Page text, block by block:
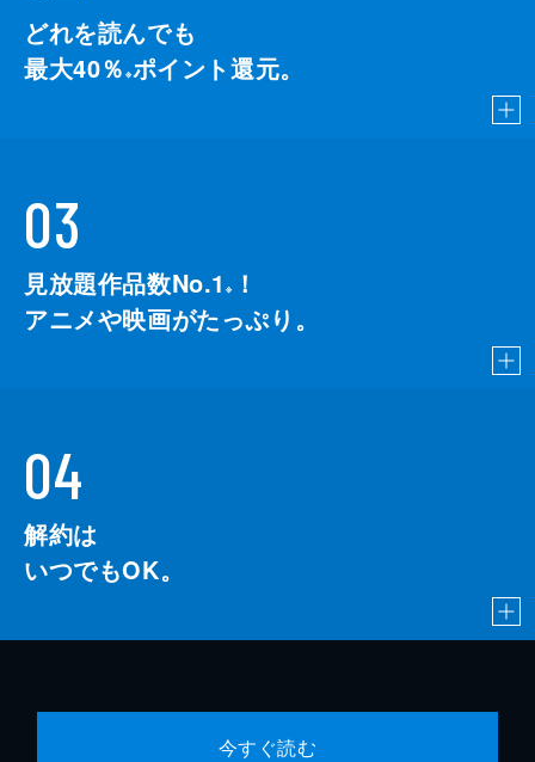
どれを読んでも
最大40％ ※ポイント還元。
03
見放題作品数No.1 ※
！
アニメや映画がたっぷり。
04
解約は
いつでもOK。
今すぐ読む